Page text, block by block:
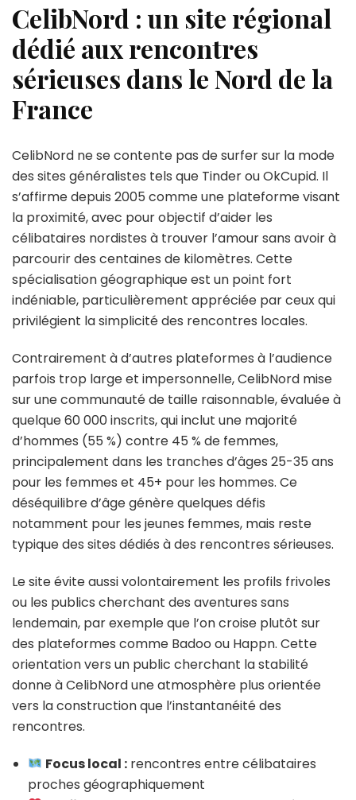
CelibNord : un site régional
dédié aux rencontres
sérieuses dans le Nord de la
France
CelibNord ne se contente pas de surfer sur la mode
des sites généralistes tels que Tinder ou OkCupid. Il
s’affirme depuis 2005 comme une plateforme visant
la proximité, avec pour objectif d’aider les
célibataires nordistes à trouver l’amour sans avoir à
parcourir des centaines de kilomètres. Cette
spécialisation géographique est un point fort
indéniable, particulièrement appréciée par ceux qui
privilégient la simplicité des rencontres locales.
Contrairement à d’autres plateformes à l’audience
parfois trop large et impersonnelle, CelibNord mise
sur une communauté de taille raisonnable, évaluée à
quelque 60 000 inscrits, qui inclut une majorité
d’hommes (55 %) contre 45 % de femmes,
principalement dans les tranches d’âges 25-35 ans
pour les femmes et 45+ pour les hommes. Ce
déséquilibre d’âge génère quelques défis
notamment pour les jeunes femmes, mais reste
typique des sites dédiés à des rencontres sérieuses.
Le site évite aussi volontairement les profils frivoles
ou les publics cherchant des aventures sans
lendemain, par exemple que l’on croise plutôt sur
des plateformes comme Badoo ou Happn. Cette
orientation vers un public cherchant la stabilité
donne à CelibNord une atmosphère plus orientée
vers la construction que l’instantanéité des
rencontres.
Focus local : rencontres entre célibataires
proches géographiquement